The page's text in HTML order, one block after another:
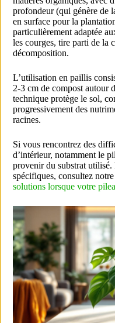
profondeur (qui génère de
en surface pour la
particulièrement adaptée
les courges, tire parti de la
décomposition.
L’utilisation en paillis
2-3 cm de compost autour
technique protège le sol,
progressivement des
racines.
Si vous rencontrez des
d’intérieur, notamment le
provenir du substrat utilisé.
spécifiques, consultez
solutions lorsque votre